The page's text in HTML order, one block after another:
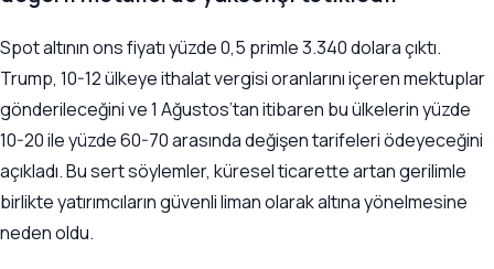
Spot altının ons fiyatı yüzde 0,5 primle 3.340 dolara çıktı.
Trump, 10-12 ülkeye ithalat vergisi oranlarını içeren mektuplar
gönderileceğini ve 1 Ağustos’tan itibaren bu ülkelerin yüzde
10-20 ile yüzde 60-70 arasında değişen tarifeleri ödeyeceğini
açıkladı. Bu sert söylemler, küresel ticarette artan gerilimle
birlikte yatırımcıların güvenli liman olarak altına yönelmesine
neden oldu.